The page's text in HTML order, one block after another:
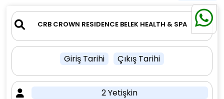
Giriş Tarihi Çıkış Tarihi
2 Yetişkin